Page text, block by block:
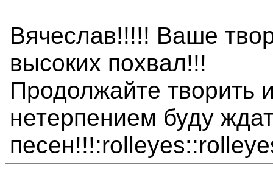
Вячеслав!!!!! Ваше
высоких похвал!!!
Продолжайте творить
нетерпением буду